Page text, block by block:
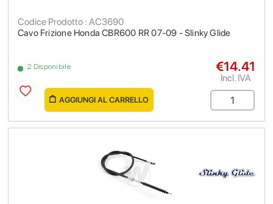
Cavo Frizione Honda CBR600 RR 07-09 - Slinky Glide
Codice Prodotto : AC3690
2 Disponibile €14.41
Incl. IVA
AGGIUNGI AL CARRELLO